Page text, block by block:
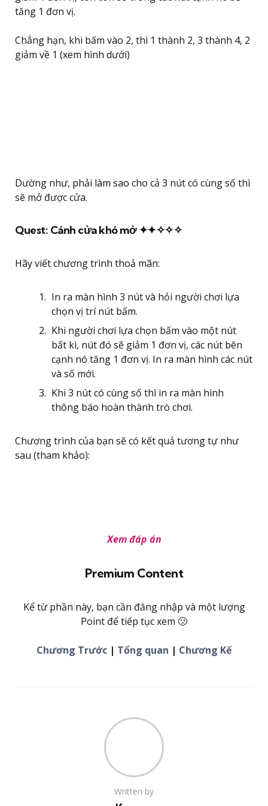
tăng 1 đơn vị.
Chẳng hạn, khi bấm vào 2, thì 1 thành 2, 3 thành 4, 2
giảm về 1 (xem hình dưới)
Dường như, phải làm sao cho cả 3 nút có cùng số thì
sẽ mở được cửa.
Quest: Cánh cửa khó mở ✦✦✧✧✧
Hãy viết chương trình thoả mãn:
In ra màn hình 3 nút và hỏi người chơi lựa
chọn vị trí nút bấm.
Khi người chơi lựa chọn bấm vào một nút
bất kì, nút đó sẽ giảm 1 đơn vị, các nút bên
cạnh nó tăng 1 đơn vị. In ra màn hình các nút
và số mới.
Khi 3 nút có cùng số thì in ra màn hình
thông báo hoàn thành trò chơi.
Chương trình của bạn sẽ có kết quả tương tự như
sau (tham khảo):
Xem đáp án
Premium Content
Kể từ phần này, bạn cần đăng nhập và một lượng
Point để tiếp tục xem 🙁
Chương Trước | Tổng quan | Chương Kế
Written by